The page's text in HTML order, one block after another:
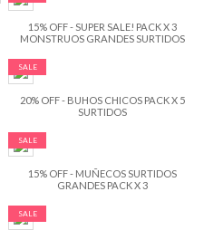
15% OFF - SUPER SALE! PACK X 3
MONSTRUOS GRANDES SURTIDOS
SALE
20% OFF - BUHOS CHICOS PACK X 5
SURTIDOS
SALE
15% OFF - MUÑECOS SURTIDOS
GRANDES PACK X 3
SALE